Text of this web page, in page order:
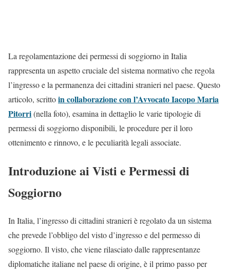
La regolamentazione dei permessi di soggiorno in Italia
rappresenta un aspetto cruciale del sistema normativo che regola
l’ingresso e la permanenza dei cittadini stranieri nel paese. Questo
articolo, scrittoin collaborazione con l’Avvocato Iacopo Maria
Pitorri(nella foto), esamina in dettaglio le varie tipologie di
permessi di soggiorno disponibili, le procedure per il loro
ottenimento e rinnovo, e le peculiarità legali associate.
Introduzione ai Visti e Permessi di
Soggiorno
In Italia, l’ingresso di cittadini stranieri è regolato da un sistema
che prevede l’obbligo del visto d’ingresso e del permesso di
soggiorno. Il visto, che viene rilasciato dalle rappresentanze
diplomatiche italiane nel paese di origine, è il primo passo per